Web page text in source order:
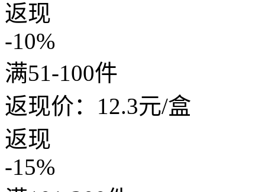
返现
-10%
满51-100件
返现价： 12.3元/盒
返现
-15%